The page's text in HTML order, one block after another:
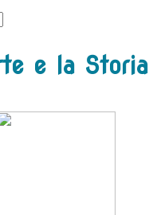
e la Storia